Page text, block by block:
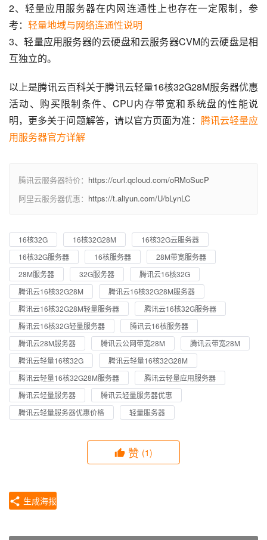
2、轻量应用服务器在内网连通性上也存在一定限制，参
考： 轻量地域与网络连通性说明
3、轻量应用服务器的云硬盘和云服务器CVM的云硬盘是相
互独立的。
以上是腾讯云百科关于腾讯云轻量16核32G28M服务器优惠
活动、购买限制条件、CPU内存带宽和系统盘的性能说
明，更多关于问题解答，请以官方页面为准： 腾讯云轻量应
用服务器官方详解
腾讯云服务器特价： https://curl.qcloud.com/oRMoSucP
阿里云服务器优惠： https://t.aliyun.com/U/bLynLC
16核32G 16核32G28M
16核32G云服务器
16核32G服务器
16核服务器
28M带宽服务器
28M服务器
32G服务器
腾讯云16核32G
腾讯云16核32G28M
腾讯云16核32G28M服务器
腾讯云16核32G28M轻量服务器
腾讯云16核32G服务器
腾讯云16核32G轻量服务器
腾讯云16核服务器
腾讯云28M服务器
腾讯云公网带宽28M
腾讯云带宽28M
腾讯云轻量16核32G
腾讯云轻量16核32G28M
腾讯云轻量16核32G28M服务器
腾讯云轻量应用服务器
腾讯云轻量服务器
腾讯云轻量服务器优惠
腾讯云轻量服务器优惠价格
轻量服务器
赞 (1)
生成海报